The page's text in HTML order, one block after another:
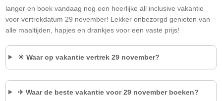
langer en boek vandaag nog een heerlijke all inclusive vakantie
voor vertrekdatum 29 november! Lekker onbezorgd genieten van
alle maaltijden, hapjes en drankjes voor een vaste prijs!
☀ Waar op vakantie vertrek 29 november?
✈ Waar de beste vakantie voor 29 november boeken?